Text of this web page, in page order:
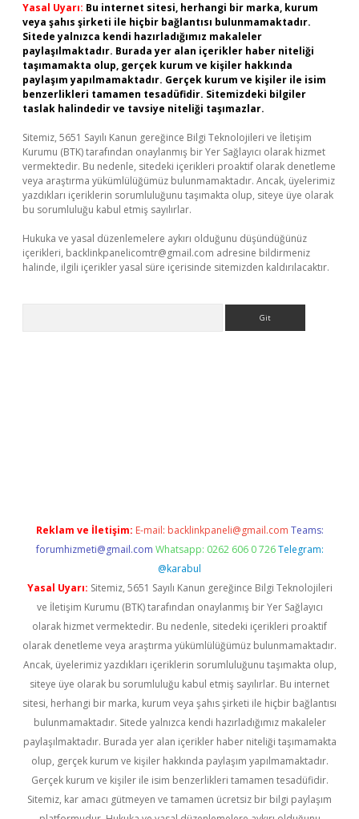
Yasal Uyarı: Bu internet sitesi, herhangi bir marka, kurum
veya şahıs şirketi ile hiçbir bağlantısı bulunmamaktadır.
Sitede yalnızca kendi hazırladığımız makaleler
paylaşılmaktadır. Burada yer alan içerikler haber niteliği
taşımamakta olup, gerçek kurum ve kişiler hakkında
paylaşım yapılmamaktadır. Gerçek kurum ve kişiler ile isim
benzerlikleri tamamen tesadüfidir. Sitemizdeki bilgiler
taslak halindedir ve tavsiye niteliği taşımazlar.
Sitemiz, 5651 Sayılı Kanun gereğince Bilgi Teknolojileri ve İletişim
Kurumu (BTK) tarafından onaylanmış bir Yer Sağlayıcı olarak hizmet
vermektedir. Bu nedenle, sitedeki içerikleri proaktif olarak denetleme
veya araştırma yükümlülüğümüz bulunmamaktadır. Ancak, üyelerimiz
yazdıkları içeriklerin sorumluluğunu taşımakta olup, siteye üye olarak
bu sorumluluğu kabul etmiş sayılırlar.
Hukuka ve yasal düzenlemelere aykırı olduğunu düşündüğünüz
içerikleri, backlinkpanelicomtr@gmail.com adresine bildirmeniz
halinde, ilgili içerikler yasal süre içerisinde sitemizden kaldırılacaktır.
Reklam ve İletişim: E-mail: backlinkpaneli@gmail.com Teams:
forumhizmeti@gmail.com Whatsapp: 0262 606 0 726 Telegram:
@karabul
Yasal Uyarı: Sitemiz, 5651 Sayılı Kanun gereğince Bilgi Teknolojileri
ve İletişim Kurumu (BTK) tarafından onaylanmış bir Yer Sağlayıcı
olarak hizmet vermektedir. Bu nedenle, sitedeki içerikleri proaktif
olarak denetleme veya araştırma yükümlülüğümüz bulunmamaktadır.
Ancak, üyelerimiz yazdıkları içeriklerin sorumluluğunu taşımakta olup,
siteye üye olarak bu sorumluluğu kabul etmiş sayılırlar. Bu internet
sitesi, herhangi bir marka, kurum veya şahıs şirketi ile hiçbir bağlantısı
bulunmamaktadır. Sitede yalnızca kendi hazırladığımız makaleler
paylaşılmaktadır. Burada yer alan içerikler haber niteliği taşımamakta
olup, gerçek kurum ve kişiler hakkında paylaşım yapılmamaktadır.
Gerçek kurum ve kişiler ile isim benzerlikleri tamamen tesadüfidir.
Sitemiz, kar amacı gütmeyen ve tamamen ücretsiz bir bilgi paylaşım